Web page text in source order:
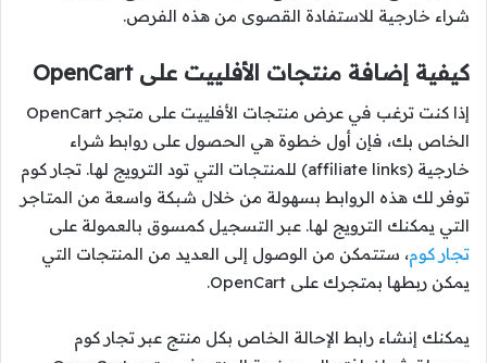
شراء خارجية للاستفادة القصوى من هذه الفرص.
كيفية إضافة منتجات الأفلييت على OpenCart
إذا كنت ترغب في عرض منتجات الأفلييت على متجر OpenCart
الخاص بك، فإن أول خطوة هي الحصول على روابط شراء
خارجية (affiliate links) للمنتجات التي تود الترويج لها. تجار كوم
توفر لك هذه الروابط بسهولة من خلال شبكة واسعة من المتاجر
التي يمكنك الترويج لها. عبر التسجيل كمسوق بالعمولة على
تجار كوم، ستتمكن من الوصول إلى العديد من المنتجات التي
يمكن ربطها بمتجرك على OpenCart.
يمكنك إنشاء رابط الإحالة الخاص بكل منتج عبر تجار كوم